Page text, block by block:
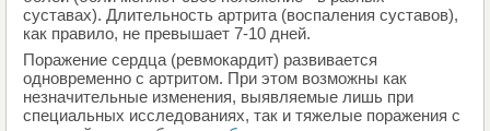
суставах). Длительность артрита (воспаления суставов),
как правило, не превышает 7-10 дней.
Поражение сердца (ревмокардит) развивается
одновременно с артритом. При этом возможны как
незначительные изменения, выявляемые лишь при
специальных исследованиях, так и тяжелые поражения с